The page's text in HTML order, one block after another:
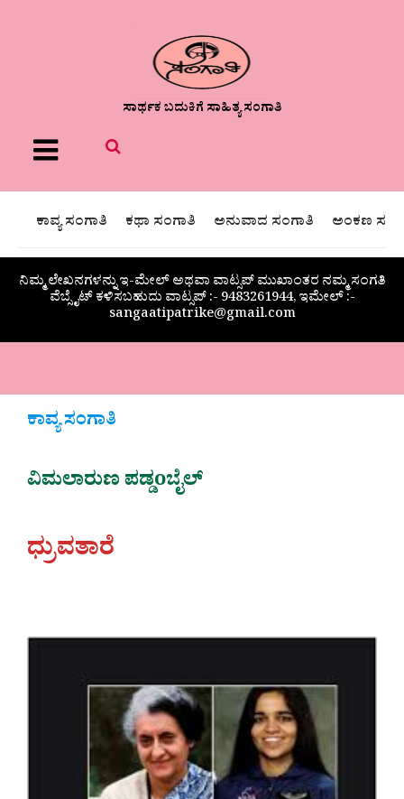
ಸಾರ್ಥಕ ಬದುಕಿಗೆ ಸಾಹಿತ್ಯ ಸಂಗಾತಿ
Menu
ಕಾವ್ಯ ಸಂಗಾತಿ ಕಥಾ ಸಂಗಾತಿ ಅನುವಾದ ಸಂಗಾತಿ ಅಂಕಣ
ನಿಮ್ಮ ಲೇಖನಗಳನ್ನು ಇ-ಮೇಲ್ ಅಥವಾ ವಾಟ್ಸಪ್ ಮುಖಾಂತರ ನಮ್ಮ ಸಂಗತಿ
ವೆಬ್ಸೈಟ್ ಕಳಿಸಬಹುದು ವಾಟ್ಸಪ್‌ :- 9483261944, ಇಮೇಲ್ :-
sangaatipatrike@gmail.com
ಕಾವ್ಯ ಸಂಗಾತಿ
ವಿಮಲಾರುಣ ಪಡ್ಡoಬೈಲ್
ಧ್ರುವತಾರೆ